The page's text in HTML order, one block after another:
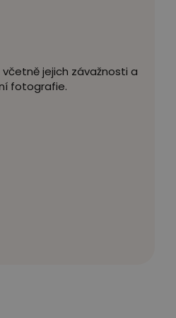
jejich závažnosti a
fotografie.